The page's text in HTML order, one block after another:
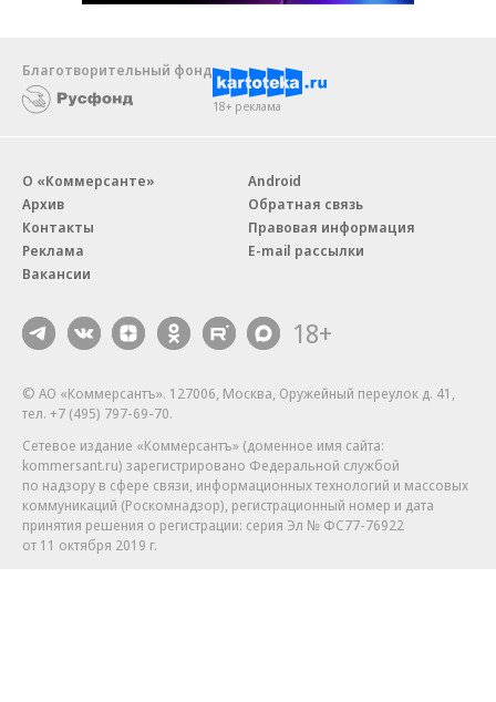
Благотворительный фонд
18+ реклама
О «Коммерсанте»
Архив
Контакты
Реклама
Вакансии
Android
Обратная связь
Правовая информация
E-mail рассылки
18+
© АО «Коммерсантъ». 127006, Москва, Оружейный переулок д. 41,
тел. +7 (495) 797-69-70.
Сетевое издание «Коммерсантъ» (доменное имя сайта:
kommersant.ru) зарегистрировано Федеральной службой
по надзору в сфере связи, информационных технологий и массовых
коммуникаций (Роскомнадзор), регистрационный номер и дата
принятия решения о регистрации: серия Эл № ФС77-76922
от 11 октября 2019 г.